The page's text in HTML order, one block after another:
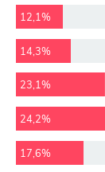
12,1%
14,3%
23,1%
24,2%
17,6%